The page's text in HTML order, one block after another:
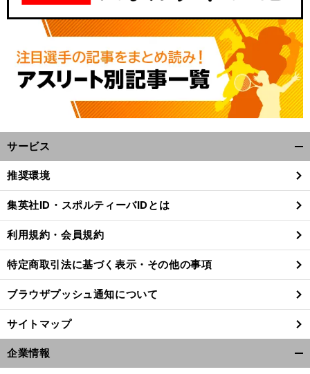
サービス
閉
る
推奨環境
集英社ID・スポルティーバIDとは
利用規約・会員規約
特定商取引法に基づく表示・その他の事項
ブラウザプッシュ通知について
サイトマップ
企業情報